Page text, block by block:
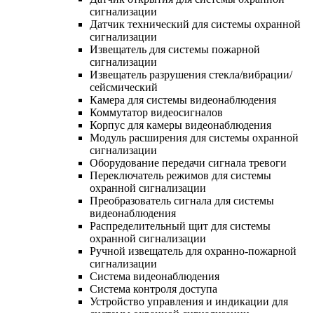
сигнализации
Датчик технический для системы охранной
сигнализации
Извещатель для системы пожарной
сигнализации
Извещатель разрушения стекла/вибрации/
сейсмический
Камера для системы видеонаблюдения
Коммутатор видеосигналов
Корпус для камеры видеонаблюдения
Модуль расширения для системы охранной
сигнализации
Оборудование передачи сигнала тревоги
Переключатель режимов для системы
охранной сигнализации
Преобразователь сигнала для системы
видеонаблюдения
Распределительный щит для системы
охранной сигнализации
Ручной извещатель для охранно-пожарной
сигнализации
Система видеонаблюдения
Система контроля доступа
Устройство управления и индикации для